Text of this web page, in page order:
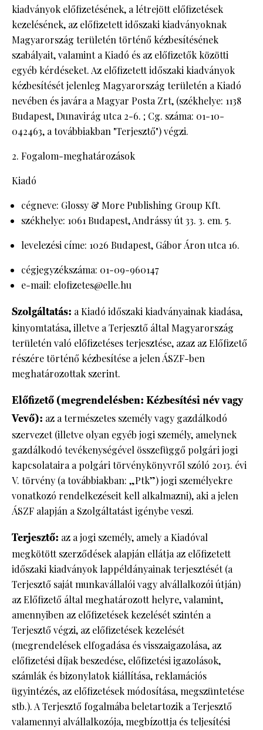
DECOR
Hírek
Trendek
Szobák
Ötletek
HOROSZKÓP
SZTÁRHÍREK
BUSINESS
ANYA
AWARDS
BEAUTY AWARDS
EVENT
WEBSHOP
kiadványok előfizetésének, a létrejött előfizetések
kezelésének, az előfizetett időszaki kiadványoknak
Magyarország területén történő kézbesítésének
szabályait, valamint a Kiadó és az előfizetők közötti
egyéb kérdéseket. Az előfizetett időszaki kiadványok
kézbesítését jelenleg Magyarország területén a Kiadó
nevében és javára a Magyar Posta Zrt, (székhelye: 1138
Budapest, Dunavirág utca 2-6. ; Cg. száma: 01-10-
042463, a továbbiakban "Terjesztő") végzi.
Fogalom-meghatározások
Kiadó
cégneve: Glossy & More Publishing Group Kft.
székhelye: 1061 Budapest, Andrássy út 33. 3. em. 5.
levelezési címe: 1026 Budapest, Gábor Áron utca 16.
cégjegyzékszáma: 01-09-960147
e-mail: elofizetes@elle.hu
Szolgáltatás: a Kiadó időszaki kiadványainak kiadása,
kinyomtatása, illetve a Terjesztő által Magyarország
területén való előfizetéses terjesztése, azaz az Előfizető
részére történő kézbesítése a jelen ÁSZF-ben
meghatározottak szerint.
Előfizető (megrendelésben: Kézbesítési név vagy
Vevő): az a természetes személy vagy gazdálkodó
szervezet (illetve olyan egyéb jogi személy, amelynek
gazdálkodó tevékenységével összefüggő polgári jogi
kapcsolataira a polgári törvénykönyvről szóló 2013. évi
V. törvény (a továbbiakban: „Ptk”) jogi személyekre
vonatkozó rendelkezéseit kell alkalmazni), aki a jelen
ÁSZF alapján a Szolgáltatást igénybe veszi.
Terjesztő: az a jogi személy, amely a Kiadóval
megkötött szerződések alapján ellátja az előfizetett
időszaki kiadványok lappéldányainak terjesztését (a
Terjesztő saját munkavállalói vagy alvállalkozói útján)
az Előfizető által meghatározott helyre, valamint,
amennyiben az előfizetések kezelését szintén a
Terjesztő végzi, az előfizetések kezelését
(megrendelések elfogadása és visszaigazolása, az
előfizetési díjak beszedése, előfizetési igazolások,
számlák és bizonylatok kiállítása, reklamációs
ügyintézés, az előfizetések módosítása, megszüntetése
stb.). A Terjesztő fogalmába beletartozik a Terjesztő
valamennyi alvállalkozója, megbízottja és teljesítési